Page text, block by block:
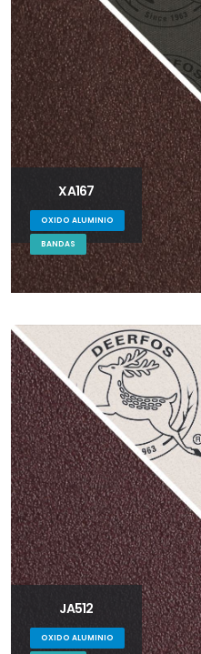
XA167
OXIDO ALUMINIO
BANDAS
JA512
OXIDO ALUMINIO